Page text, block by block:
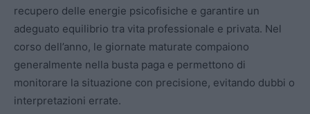
recupero delle energie psicofisiche e garantire un
adeguato equilibrio tra vita professionale e privata. Nel
corso dell’anno, le giornate maturate compaiono
generalmente nella busta paga e permettono di
monitorare la situazione con precisione, evitando dubbi o
interpretazioni errate.